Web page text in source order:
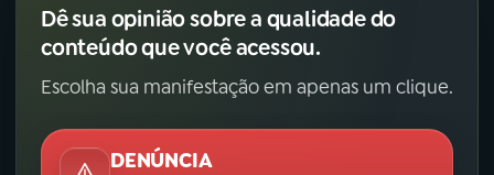
Dê sua opinião sobre a qualidade do
conteúdo que você acessou.
Escolha sua manifestação em apenas um clique.
DENÚNCIA